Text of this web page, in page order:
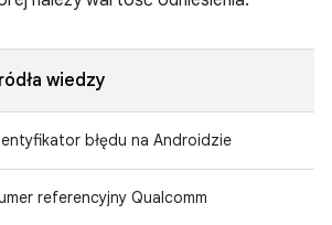
wiedzy
błędu na Androidzie
referencyjny Qualcomm